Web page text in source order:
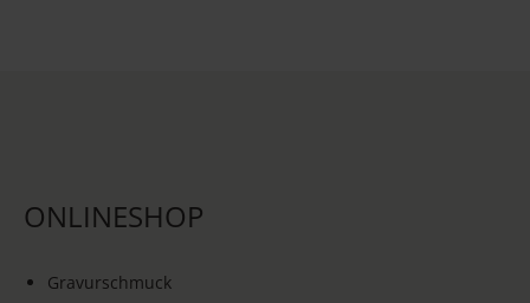
ONLINESHOP
Gravurschmuck